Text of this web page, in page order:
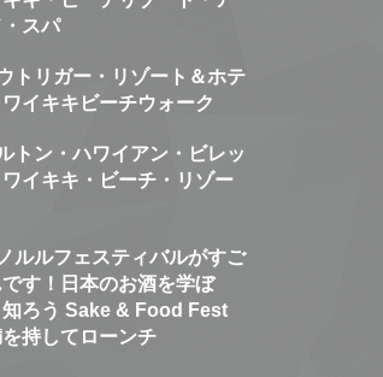
スパ
トリガー・リゾート＆ホテ
ワイキキビーチウォーク
トン・ハワイアン・ビレッ
ワイキキ・ビーチ・リゾー
ルルフェスティバルがすご
す！日本のお酒を学ぼ
知ろう Sake & Food Fest
持してローンチ